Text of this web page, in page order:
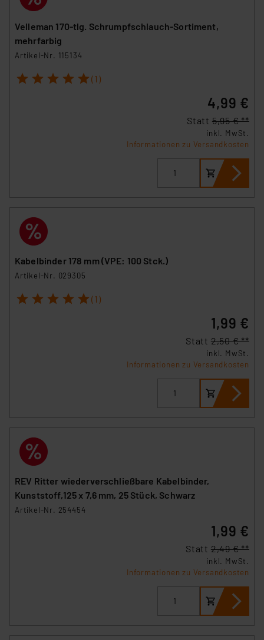
Velleman 170-tlg. Schrumpfschlauch-Sortiment,
mehrfarbig
Artikel-Nr. 115134
1 2 3 4 5 (1)
4,99 €
Statt 5,95 € **
inkl. MwSt.
Informationen zu Versandkosten
Kabelbinder 178 mm (VPE: 100 Stck.)
Artikel-Nr. 029305
1 2 3 4 5 (1)
1,99 €
Statt 2,50 € **
inkl. MwSt.
Informationen zu Versandkosten
REV Ritter wiederverschließbare Kabelbinder,
Kunststoff,125 x 7,6 mm, 25 Stück, Schwarz
Artikel-Nr. 254454
1,99 €
Statt 2,49 € **
inkl. MwSt.
Informationen zu Versandkosten